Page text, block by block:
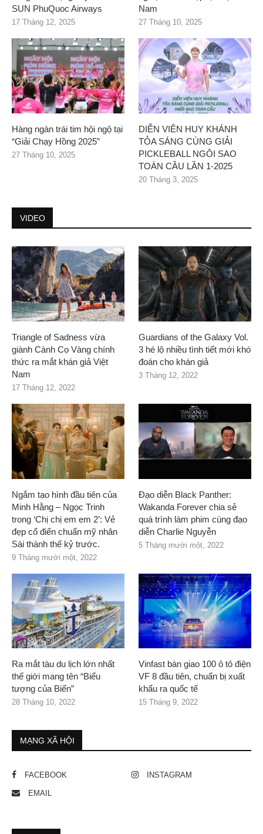
SUN PhuQuoc Airways
17 Tháng 12, 2025
Nam
27 Tháng 10, 2025
Hàng ngàn trái tim hội ngộ tại
“Giải Chạy Hồng 2025”
27 Tháng 10, 2025
DIỄN VIÊN HUY KHÁNH
TỎA SÁNG CÙNG GIẢI
PICKLEBALL NGÔI SAO
TOÀN CẦU LẦN 1-2025
20 Tháng 3, 2025
VIDEO
Triangle of Sadness vừa
giành Cành Cọ Vàng chính
thức ra mắt khán giả Việt
Nam
17 Tháng 12, 2022
Guardians of the Galaxy Vol.
3 hé lộ nhiều tình tiết mới khó
đoán cho khán giả
3 Tháng 12, 2022
Ngắm tạo hình đầu tiên của
Minh Hằng – Ngọc Trinh
trong ‘Chị chị em em 2’: Vẻ
đẹp cổ điển chuẩn mỹ nhân
Sài thành thế kỷ trước.
9 Tháng mười một, 2022
Đạo diễn Black Panther:
Wakanda Forever chia sẻ
quá trình làm phim cùng đạo
diễn Charlie Nguyễn
5 Tháng mười một, 2022
Ra mắt tàu du lịch lớn nhất
thế giới mang tên “Biểu
tượng của Biển”
28 Tháng 10, 2022
Vinfast bàn giao 100 ô tô điện
VF 8 đầu tiên, chuẩn bị xuất
khẩu ra quốc tế
15 Tháng 9, 2022
MẠNG XÃ HỘI
FACEBOOK INSTAGRAM
EMAIL